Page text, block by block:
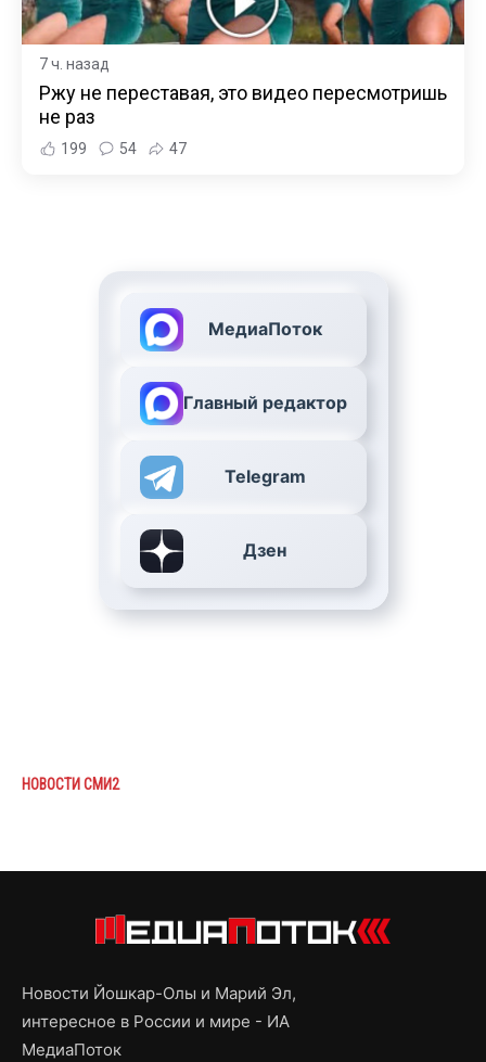
7 ч. назад
Ржу не переставая, это видео пересмотришь
не раз
199 54 47
МедиаПоток
Главный редактор
Telegram
Дзен
НОВОСТИ СМИ2
Новости Йошкар-Олы и Марий Эл,
интересное в России и мире - ИА
МедиаПоток